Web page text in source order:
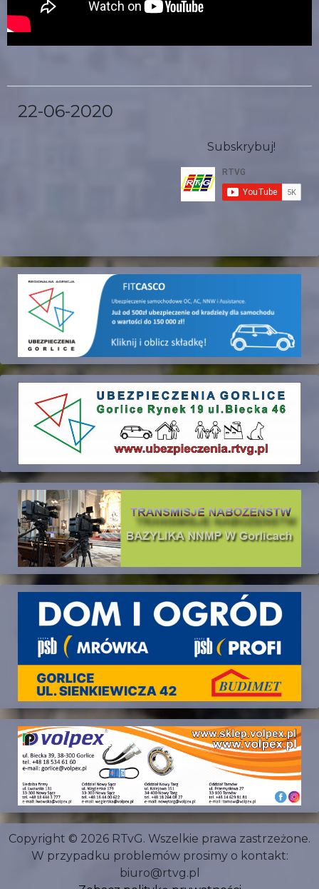
22-06-2020
Subskrybuj!
Copyright © 2026 RTvG. Wszelkie prawa zastrzeżone.
W przypadku problemów prosimy o kontakt:
biuro@rtvg.pl